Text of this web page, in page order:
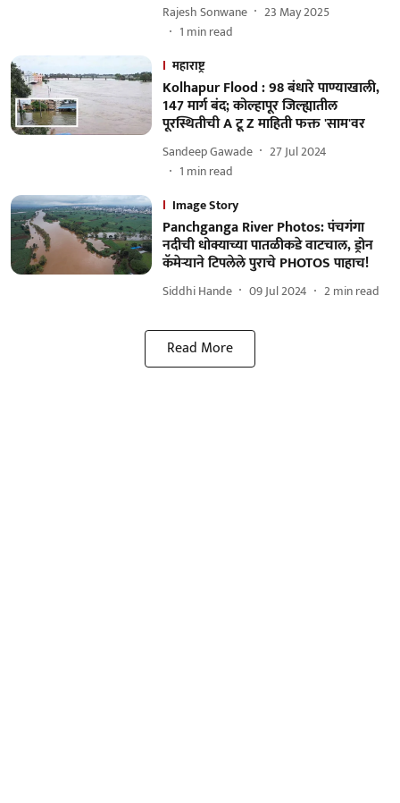
Rajesh Sonwane
23 May 2025
1 min read
महाराष्ट्र
Kolhapur Flood : 98 बंधारे पाण्याखाली,
147 मार्ग बंद; कोल्हापूर जिल्ह्यातील
पूरस्थितीची A टू Z माहिती फक्त 'साम'वर
Sandeep Gawade
27 Jul 2024
1 min read
Image Story
Panchganga River Photos: पंचगंगा
नदीची धोक्याच्या पातळीकडे वाटचाल, ड्रोन
कॅमेऱ्याने टिपलेले पुराचे PHOTOS पाहाच!
Siddhi Hande 09 Jul 2024 2min read
Read More